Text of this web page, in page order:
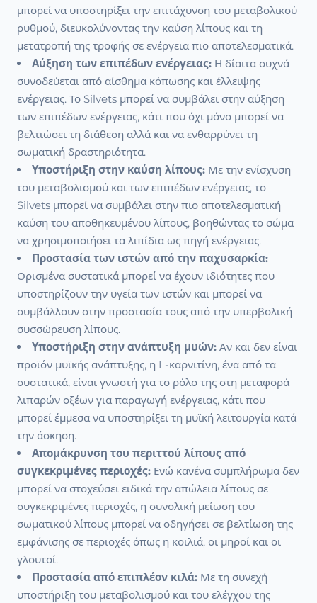
μπορεί να υποστηρίξει την επιτάχυνση του μεταβολικού
ρυθμού, διευκολύνοντας την καύση λίπους και τη
μετατροπή της τροφής σε ενέργεια πιο αποτελεσματικά.
Αύξηση των επιπέδων ενέργειας: Η δίαιτα συχνά
συνοδεύεται από αίσθημα κόπωσης και έλλειψης
ενέργειας. Το Silvets μπορεί να συμβάλει στην αύξηση
των επιπέδων ενέργειας, κάτι που όχι μόνο μπορεί να
βελτιώσει τη διάθεση αλλά και να ενθαρρύνει τη
σωματική δραστηριότητα.
Υποστήριξη στην καύση λίπους: Με την ενίσχυση
του μεταβολισμού και των επιπέδων ενέργειας, το
Silvets μπορεί να συμβάλει στην πιο αποτελεσματική
καύση του αποθηκευμένου λίπους, βοηθώντας το σώμα
να χρησιμοποιήσει τα λιπίδια ως πηγή ενέργειας.
Προστασία των ιστών από την παχυσαρκία:
Ορισμένα συστατικά μπορεί να έχουν ιδιότητες που
υποστηρίζουν την υγεία των ιστών και μπορεί να
συμβάλλουν στην προστασία τους από την υπερβολική
συσσώρευση λίπους.
Υποστήριξη στην ανάπτυξη μυών: Αν και δεν είναι
προϊόν μυϊκής ανάπτυξης, η L-καρνιτίνη, ένα από τα
συστατικά, είναι γνωστή για το ρόλο της στη μεταφορά
λιπαρών οξέων για παραγωγή ενέργειας, κάτι που
μπορεί έμμεσα να υποστηρίξει τη μυϊκή λειτουργία κατά
την άσκηση.
Απομάκρυνση του περιττού λίπους από
συγκεκριμένες περιοχές: Ενώ κανένα συμπλήρωμα δεν
μπορεί να στοχεύσει ειδικά την απώλεια λίπους σε
συγκεκριμένες περιοχές, η συνολική μείωση του
σωματικού λίπους μπορεί να οδηγήσει σε βελτίωση της
εμφάνισης σε περιοχές όπως η κοιλιά, οι μηροί και οι
γλουτοί.
Προστασία από επιπλέον κιλά: Με τη συνεχή
υποστήριξη του μεταβολισμού και του ελέγχου της